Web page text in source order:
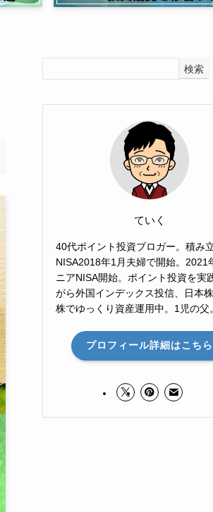
検索
ていく
40代ポイント投資ブロガー。積み
NISA2018年1月夫婦で開始。2021
ニアNISA開始。ポイント投資を実
がら外国インデックス投信、日本
株でゆっくり資産運用中。1児の父。
プロフィール詳細はこちら